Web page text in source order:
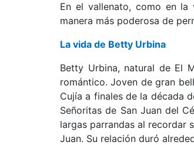
En el vallenato, como en la
manera más poderosa de
La vida de Betty Urbina
Betty Urbina, natural de El
romántico. Joven de gran
Cujía a finales de la década
Señoritas de San Juan del
largas parrandas al recordar
Juan. Su relación duró